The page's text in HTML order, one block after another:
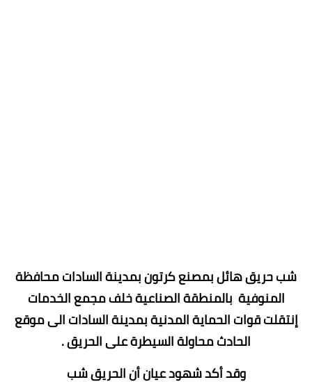
شب حريق هائل بمصنع كرتون بمدينة السادات محافظة
المنوفية بالمنطقة الصناعية خلف مجمع الخدمات
إنتقلت قوات الحماية المدنية بمدينة السادات الى موقع
الحادث محاولة السيطرة على الحريق .
وقد أكد شهود عيان أن الحريق شب